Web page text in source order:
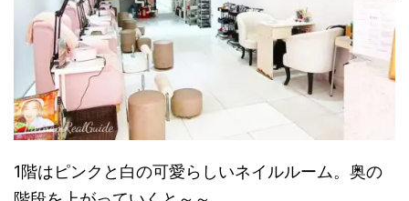
1階はピンクと白の可愛らしいネイルルーム。奥の